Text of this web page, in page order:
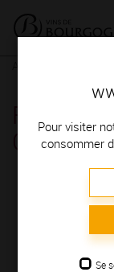
Pour visiter
consommer
Se
Fête de